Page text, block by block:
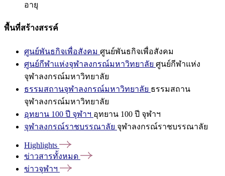
อายุ
พื้นที่สร้างสรรค์
ศูนย์พันธกิจเพื่อสังคม ศูนย์พันธกิจเพื่อสังคม
ศูนย์กีฬาแห่งจุฬาลงกรณ์มหาวิทยาลัย ศูนย์กีฬาแห่ง
จุฬาลงกรณ์มหาวิทยาลัย
ธรรมสถานจุฬาลงกรณ์มหาวิทยาลัย ธรรมสถาน
จุฬาลงกรณ์มหาวิทยาลัย
อุทยาน 100 ปี จุฬาฯ อุทยาน 100 ปี จุฬาฯ
จุฬาลงกรณ์ราชบรรณาลัย จุฬาลงกรณ์ราชบรรณาลัย
Highlights
ข่าวสารทั้งหมด
ข่าวจุฬาฯ